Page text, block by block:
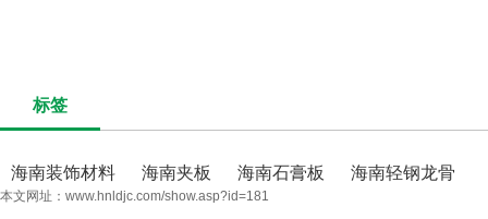
标签
海南装饰材料 海南夹板 海南石膏板 海南轻钢龙骨
本文网址： www.hnldjc.com/show.asp?id=181